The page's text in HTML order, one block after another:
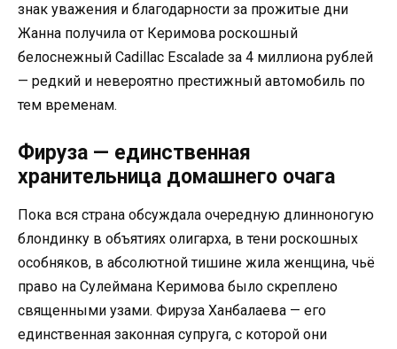
знак уважения и благодарности за прожитые дни
Жанна получила от Керимова роскошный
белоснежный Cadillac Escalade за 4 миллиона рублей
— редкий и невероятно престижный автомобиль по
тем временам.
Фируза — единственная
хранительница домашнего очага
Пока вся страна обсуждала очередную длинноногую
блондинку в объятиях олигарха, в тени роскошных
особняков, в абсолютной тишине жила женщина, чьё
право на Сулеймана Керимова было скреплено
священными узами. Фируза Ханбалаева — его
единственная законная супруга, с которой они